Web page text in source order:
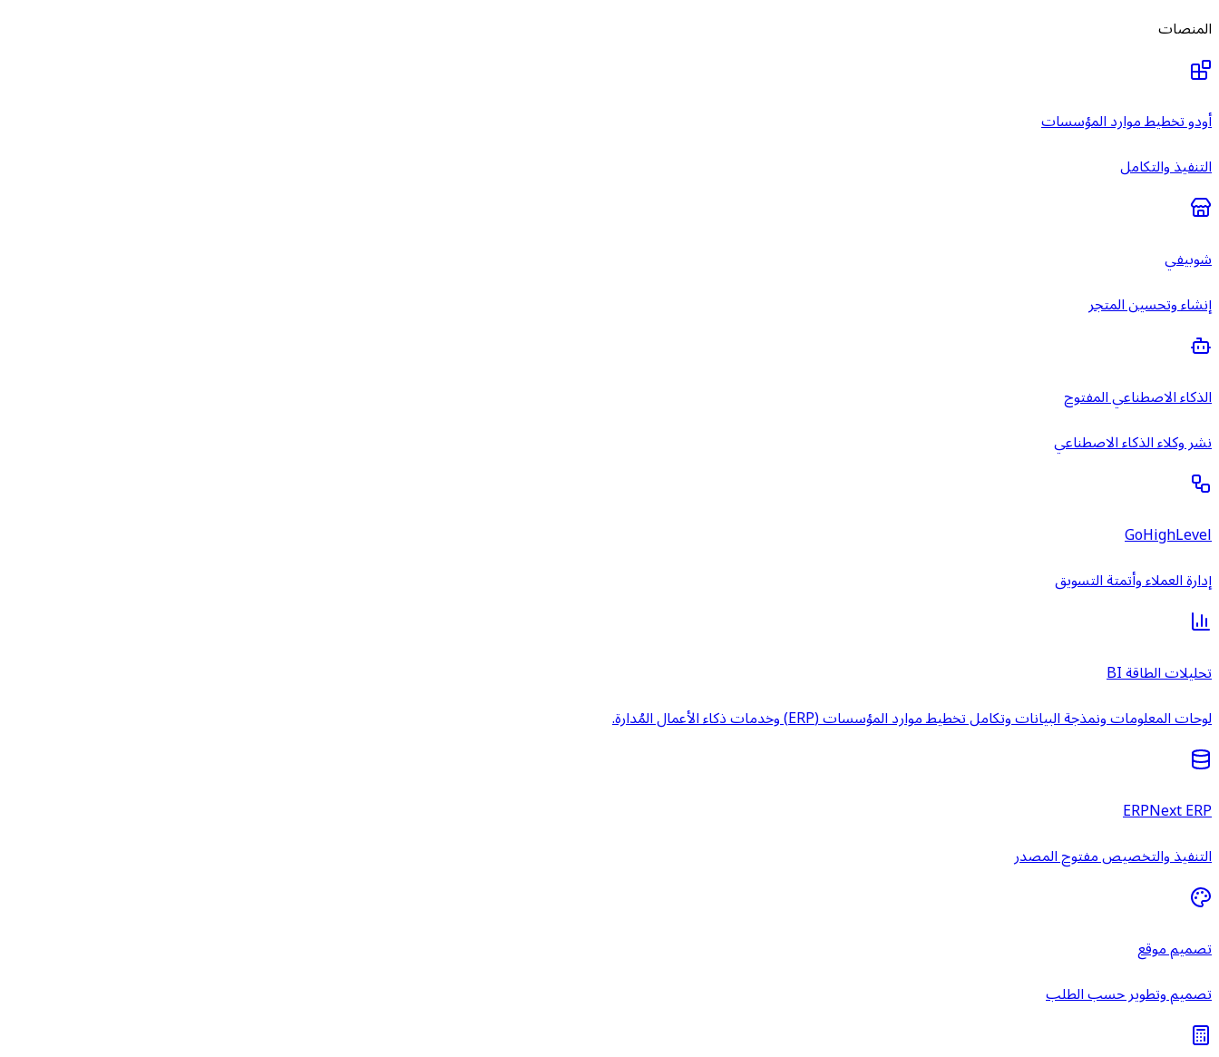
المنصات
أودو تخطيط موارد المؤسسات
التنفيذ والتكامل
شوبيفي
إنشاء وتحسين المتجر
الذكاء الاصطناعي المفتوح
نشر وكلاء الذكاء الاصطناعي
GoHighLevel
إدارة العملاء وأتمتة التسويق
تحليلات الطاقة BI
لوحات المعلومات ونمذجة البيانات وتكامل تخطيط موارد المؤسسات (ERP) وخدمات ذكاء الأعمال المُدارة.
ERPNext ERP
التنفيذ والتخصيص مفتوح المصدر
تصميم موقع
تصميم وتطوير حسب الطلب